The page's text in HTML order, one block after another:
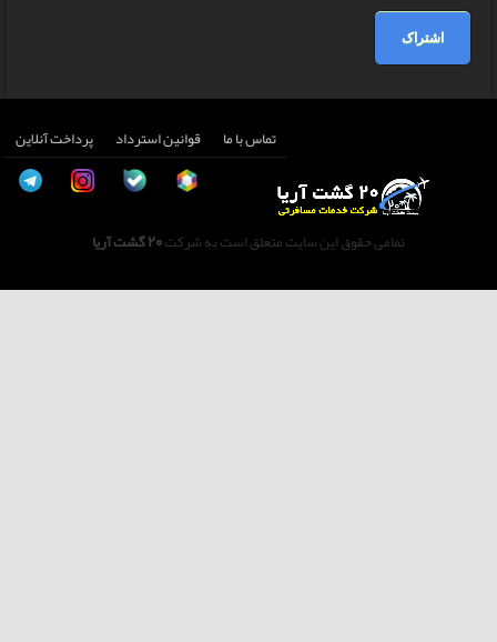
اشتراک
تماس با ما قوانین استرداد پرداخت آنلاین
تمامی حقوق این سایت متعلق است به شرکت20 گشت آریا